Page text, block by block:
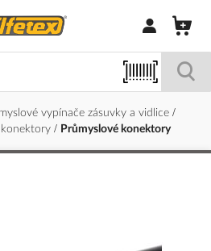
Přihlásit/
vypínače zásuvky a vidlice
konektory
Průmyslové konektory